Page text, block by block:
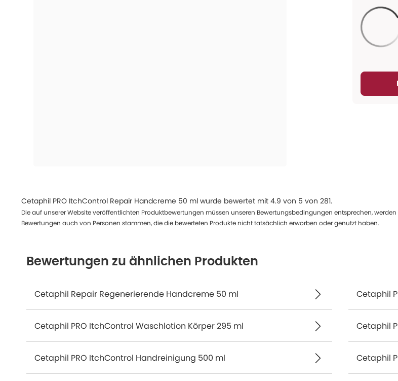
Cetaphil PRO ItchControl Repair Handcreme 50 ml wurde bewertet mit 4.9 von 5 von 281.
Die auf unserer Website veröffentlichten Produktbewertungen müssen unseren Bewertungsbedingungen entsprechen,
Bewertungen auch von Personen stammen, die die bewerteten Produkte nicht tatsächlich erworben oder genutzt haben.
Bewertungen zu ähnlichen Produkten
Cetaphil Repair Regenerierende Handcreme 50 ml Cetaphil
Cetaphil PRO ItchControl Waschlotion Körper 295 ml Cetaphil
Cetaphil PRO ItchControl Handreinigung 500 ml Cetaphil